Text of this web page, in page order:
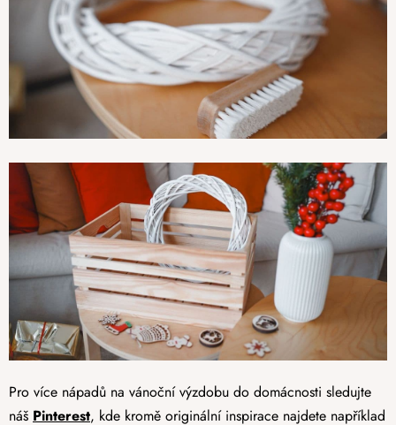
Pro více nápadů na vánoční výzdobu do domácnosti sledujte
náš Pinterest, kde kromě originální inspirace najdete například